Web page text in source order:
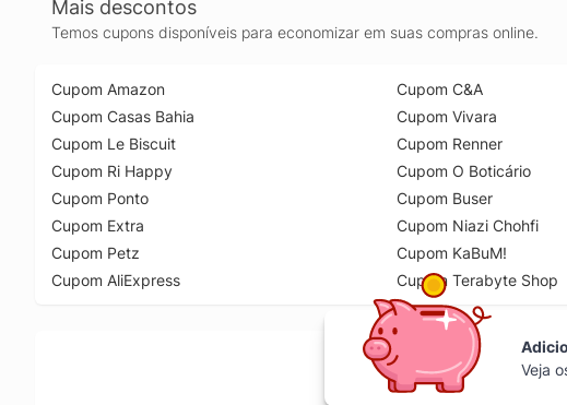
Mais descontos
Temos cupons disponíveis para economizar em suas compras online.
Cupom Amazon
Cupom Casas Bahia
Cupom Le Biscuit
Cupom Ri Happy
Cupom Ponto
Cupom Extra
Cupom Petz
Cupom AliExpress
Cupom C&A
Cupom Vivara
Cupom Renner
Cupom O Boticário
Cupom Buser
Cupom Niazi Chohfi
Cupom KaBuM!
Cupom Terabyte Shop
Veja